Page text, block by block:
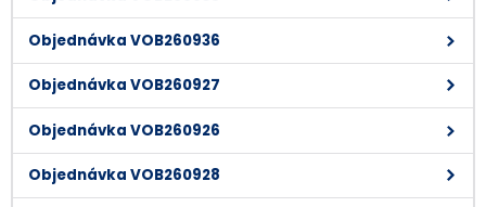
Objednávka VOB260936
Objednávka VOB260927
Objednávka VOB260926
Objednávka VOB260928